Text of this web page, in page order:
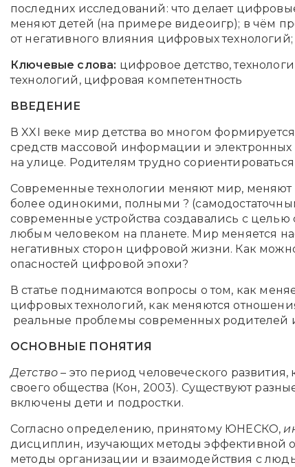
последних исследований: что делает
меняют детей (на примере видеоигр); в чём
от негативного влияния цифровых
Ключевые слова: цифровое детство,
технологий, цифровая компетентность
ВВЕДЕНИЕ
В XXI веке мир детства во многом
средств массовой информации и
на улице. Родителям трудно
Современные технологии меняют мир, меняют
более одинокими, полными ?
современные устройства создавались с
любым человеком на планете. Мир меняется
негативных сторон цифровой жизни. Как
опасностей цифровой эпохи?
В статье поднимаются вопросы о том, как
цифровых технологий, как меняются
реальные проблемы современных родителей
ОСНОВНЫЕ ПОНЯТИЯ
Детство – это период человеческого
своего общества (Кон, 2003). Существуют
включены дети и подростки.
Согласно определению, принятому ЮНЕСКО,
дисциплин, изучающих методы эффективной
методы организации и взаимодействия с